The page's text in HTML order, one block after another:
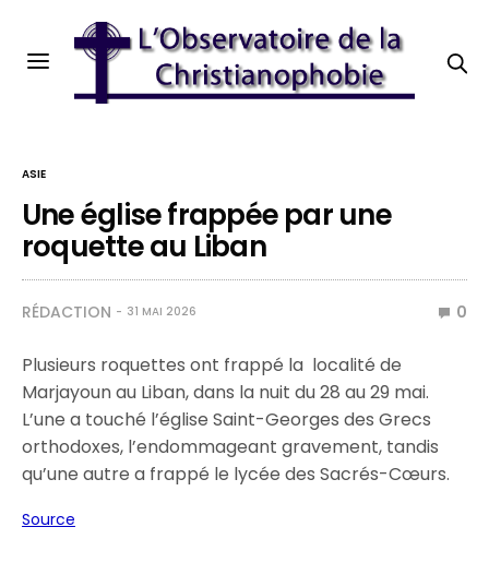
ASIE
Une église frappée par une
roquette au Liban
RÉDACTION 31 MAI 2026 0
Plusieurs roquettes ont frappé la localité de
Marjayoun au Liban, dans la nuit du 28 au 29 mai.
L’une a touché l’église Saint-Georges des Grecs
orthodoxes, l’endommageant gravement, tandis
qu’une autre a frappé le lycée des Sacrés-Cœurs.
Source